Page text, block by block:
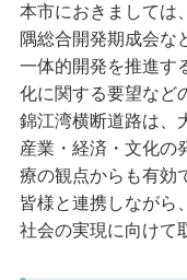
本市におきましては
隅総合開発期成会な
一体的開発を推進す
化に関する要望など
錦江湾横断道路は、
産業・経済・文化の
療の観点からも有効
皆様と連携しながら
社会の実現に向けて